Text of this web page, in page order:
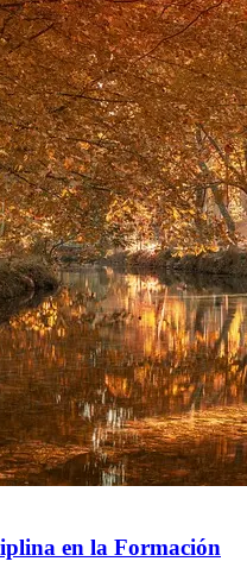
en la Formación